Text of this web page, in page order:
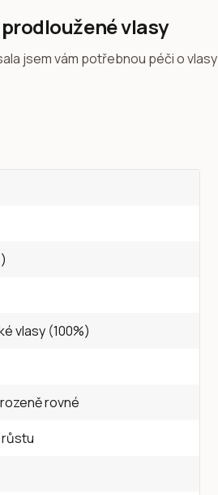
prodloužené vlasy
jsem vám potřebnou péči o
vlasy (100%)
rovné
růstu